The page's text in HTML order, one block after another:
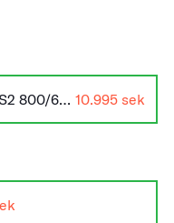
Stöldskyddsskåp Robur Safe S2 800/60P Nyckellås + 10.995